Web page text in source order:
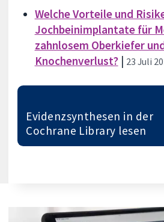
Welche Vorteile und
Jochbeinimplantate für
zahnlosem Oberkiefer
Knochenverlust?| 23 Juli
Evidenzsynthesen in der
Cochrane Library lesen